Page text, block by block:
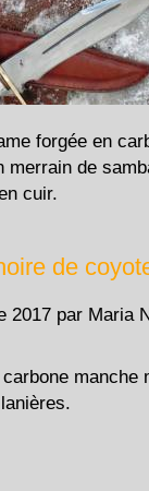
forgée en
merrain de
en cuir.
de
2017 par Maria
manche